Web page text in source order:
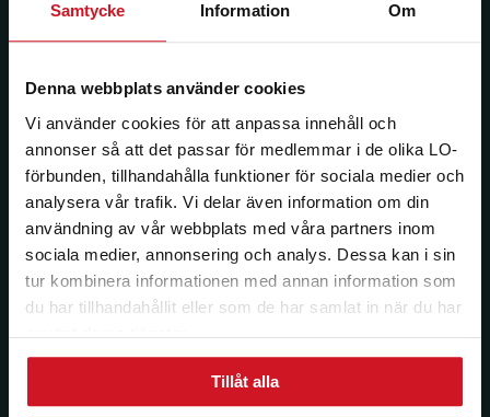
Samtycke Information Om
Denna webbplats använder cookies
Vi använder cookies för att anpassa innehåll och
annonser så att det passar för medlemmar i de olika LO-
förbunden, tillhandahålla funktioner för sociala medier och
analysera vår trafik. Vi delar även information om din
användning av vår webbplats med våra partners inom
sociala medier, annonsering och analys. Dessa kan i sin
tur kombinera informationen med annan information som
du har tillhandahållit eller som de har samlat in när du har
använt deras tjänster.
Tillåt alla